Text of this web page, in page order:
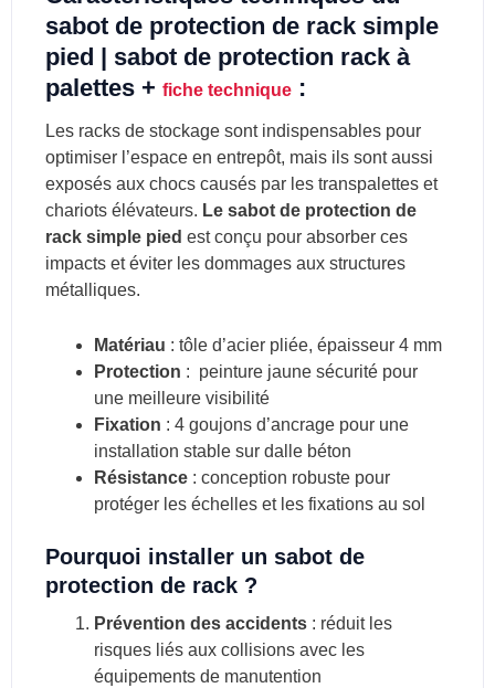
sabot de protection de rack simple
pied | sabot de protection rack à
palettes + fiche technique :
Les racks de stockage sont indispensables pour
optimiser l’espace en entrepôt, mais ils sont aussi
exposés aux chocs causés par les transpalettes et
chariots élévateurs. Le sabot de protection de
rack simple pied est conçu pour absorber ces
impacts et éviter les dommages aux structures
métalliques.
Matériau : tôle d’acier pliée, épaisseur 4 mm
Protection : peinture jaune sécurité pour
une meilleure visibilité
Fixation : 4 goujons d’ancrage pour une
installation stable sur dalle béton
Résistance: conception robuste pour
protéger les échelles et les fixations au sol
Pourquoi installer un sabot de
protection de rack ?
Prévention des accidents: réduit les
risques liés aux collisions avec les
équipements de manutention